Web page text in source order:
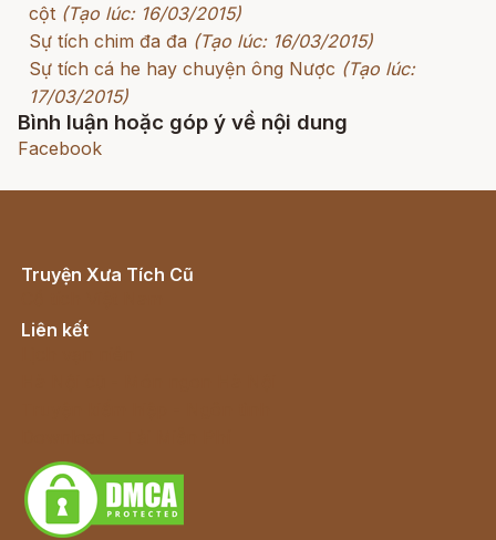
cột (Tạo lúc: 16/03/2015)
Sự tích chim đa đa (Tạo lúc: 16/03/2015)
Sự tích cá he hay chuyện ông Nược (Tạo lúc:
17/03/2015)
Bình luận hoặc góp ý về nội dung
Facebook
Truyện Xưa Tích Cũ
Liên kết